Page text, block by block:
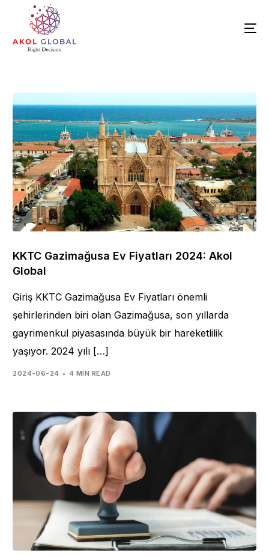
KKTC Gazimağusa Ev Fiyatları 2024: Akol
Global
Giriş KKTC Gazimağusa Ev Fiyatları önemli
şehirlerinden biri olan Gazimağusa, son yıllarda
gayrimenkul piyasasında büyük bir hareketlilik
yaşıyor. 2024 yılı […]
2024-06-24 4 MIN READ